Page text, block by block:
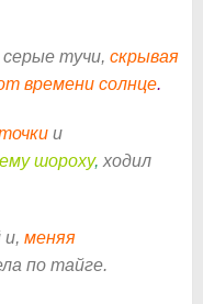
тучи, скрывая
времени солнце.
и
шороху, ходил
и, меняя
по тайге.